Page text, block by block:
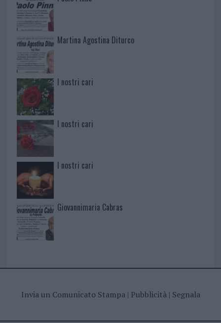
Martina Agostina Diturco
I nostri cari
I nostri cari
I nostri cari
Giovannimaria Cabras
Invia un Comunicato Stampa| Pubblicità| Segnala